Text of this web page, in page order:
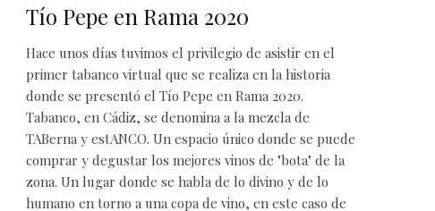
Tío Pepe en Rama 2020
Hace unos días tuvimos el privilegio de asistir en el
primer tabanco virtual que se realiza en la historia
donde se presentó el Tío Pepe en Rama 2020.
Tabanco, en Cádiz, se denomina a la mezcla de
TABerna y estANCO. Un espacio único donde se puede
comprar y degustar los mejores vinos de "bota" de la
zona. Un lugar donde se habla de lo divino y de lo
humano en torno a una copa de vino, en este caso de